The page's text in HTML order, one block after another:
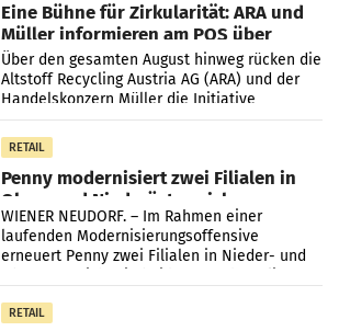
Eine Bühne für Zirkularität: ARA und
Müller informieren am POS über
Kreislauffähigkeit
Über den gesamten August hinweg rücken die
Altstoff Recycling Austria AG (ARA) und der
Handelskonzern Müller die Initiative
„Kreislauf-Helden“ in allen österreichischen
Müller-Filialen
RETAIL
Penny modernisiert zwei Filialen in
Ober- und Niederösterreich
WIENER NEUDORF. – Im Rahmen einer
laufenden Modernisierungsoffensive
erneuert Penny zwei Filialen in Nieder- und
RETAIL